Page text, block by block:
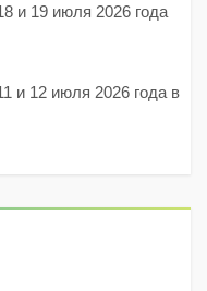
и 19 июля 2026 года
и 12 июля 2026 года в